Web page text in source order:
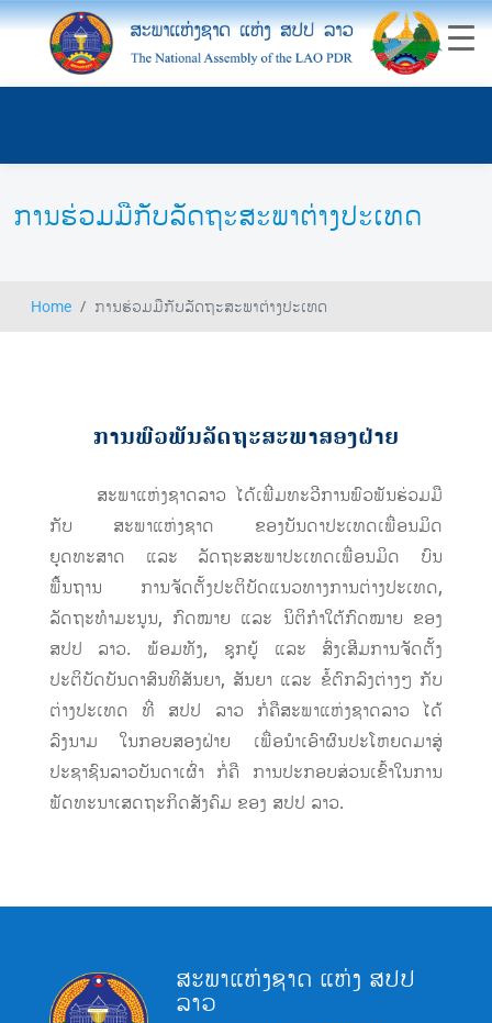
ການຮ່ວມມືກັບລັດຖະສະພາຕ່າງປະເທດ
Home ການຮ່ວມມືກັບລັດຖະສະພາຕ່າງປະເທດ
ການພົວພັນລັດຖະສະພາສອງຝ່າຍ
ສະພາແຫ່ງຊາດລາວ ໄດ້ເພີ່ມທະວີການພົວພັນຮ່ວມມື
ກັບ ສະພາແຫ່ງຊາດ ຂອງບັນດາປະເທດເພື່ອນມິດ
ຍຸດທະສາດ ແລະ ລັດຖະສະພາປະເທດເພື່ອນມິດ ບົນ
ພື້ນຖານ ການຈັດຕັ້ງປະຕິບັດແນວທາງການຕ່າງປະເທດ,
ລັດຖະທຳມະນູນ, ກົດໝາຍ ແລະ ນິຕິກຳໃຕ້ກົດໝາຍ ຂອງ
ສປປ ລາວ. ພ້ອມທັງ, ຊຸກຍູ້ ແລະ ສົ່ງເສີມການຈັດຕັ້ງ
ປະຕິບັດບັນດາສົນທິສັນຍາ, ສັນຍາ ແລະ ຂໍ້ຕົກລົງຕ່າງໆ ກັບ
ຕ່າງປະເທດ ທີ່ ສປປ ລາວ ກໍ່ຄືສະພາແຫ່ງຊາດລາວ ໄດ້
ລົງນາມ ໃນກອບສອງຝ່າຍ ເພື່ອນຳເອົາຜົນປະໂຫຍດມາສູ່
ປະຊາຊົນລາວບັນດາເຜົ່າ ກໍ່ຄື ການປະກອບສ່ວນເຂົ້າໃນການ
ພັດທະນາເສດຖະກິດສັງຄົມ ຂອງ ສປປ ລາວ.
ສະພາແຫ່ງຊາດ ແຫ່ງ ສປປ
ລາວ